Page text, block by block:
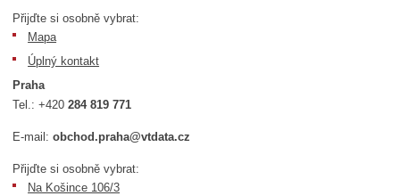
Přijďte si osobně vybrat:
Mapa
Úplný kontakt
Praha
Tel.:+420284 819 771
E-mail:obchod.praha@vtdata.cz
Přijďte si osobně vybrat:
Na Košince 106/3